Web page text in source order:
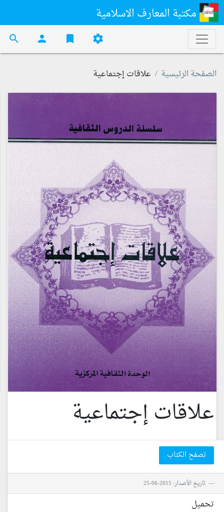
مكتبة المعارف الاسلامية
settings
bookmark
person
search
الصفحة الرئيسية علاقات إجتماعية
علاقات إجتماعية
تصفح الكتاب
تاريخ الأصدار: 2015-06-25
تحميل